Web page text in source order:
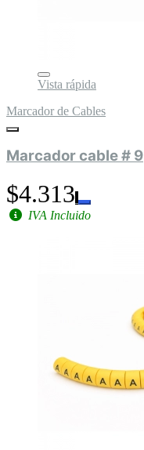
Vista rápida
Marcador de Cables
Marcador cable # 9
$4.313
IVA Incluido